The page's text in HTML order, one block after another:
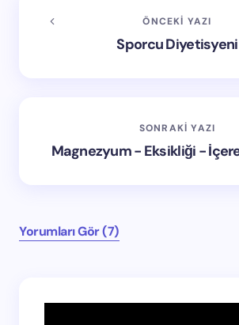
ÖNCEKI YAZI
Sporcu Diyetisyeni
SONRAKI YAZI
Magnezyum - Eksikliği -
Yorumları Gör (7)